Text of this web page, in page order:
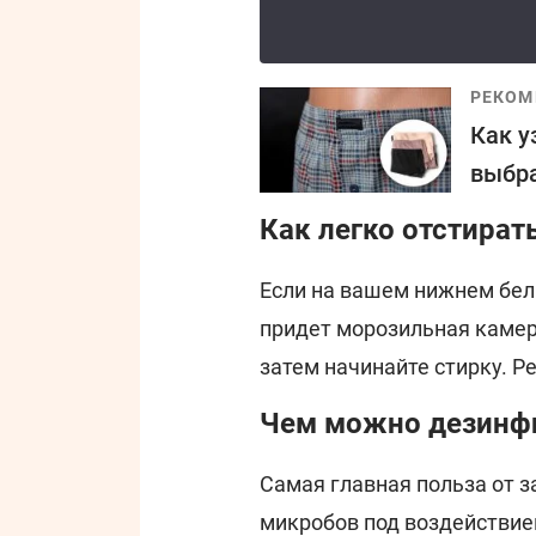
Как
Как легко
Если на вашем нижнем
придет морозильная
затем начинайте стирку.
Чем можно
Самая главная польза от
микробов под